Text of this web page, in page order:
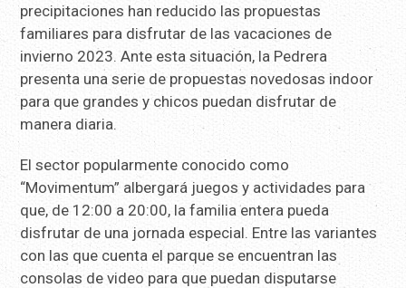
precipitaciones han reducido las propuestas
familiares para disfrutar de las vacaciones de
invierno 2023. Ante esta situación, la Pedrera
presenta una serie de propuestas novedosas indoor
para que grandes y chicos puedan disfrutar de
manera diaria.
El sector popularmente conocido como
“Movimentum” albergará juegos y actividades para
que, de 12:00 a 20:00, la familia entera pueda
disfrutar de una jornada especial. Entre las variantes
con las que cuenta el parque se encuentran las
consolas de video para que puedan disputarse